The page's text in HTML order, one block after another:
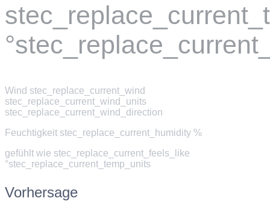
Wind stec_replace_current_wind
stec_replace_current_wind_units
stec_replace_current_wind_direction
Feuchtigkeit stec_replace_current_humidity %
gefühlt wie stec_replace_current_feels_like
°stec_replace_current_temp_units
Vorhersage